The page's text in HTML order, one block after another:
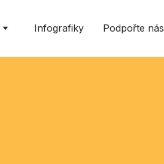
Infografiky Podpořte nás